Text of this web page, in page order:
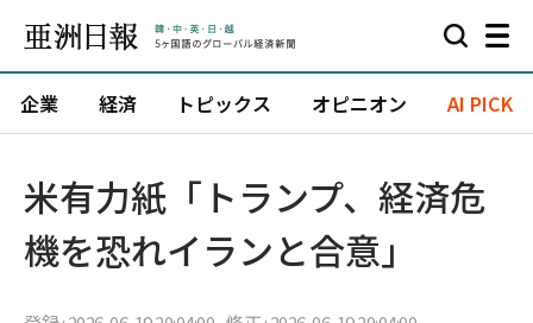
企業 経済 トピックス オピニオン AI PICK
米有力紙「トランプ、経済危
機を恐れイランと合意」